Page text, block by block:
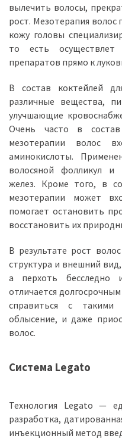
вылечить волосы,
рост. Мезотерапия волос
кожу головы
то есть осуществлет
препаратов прямо к
В состав коктейлей
различные вещества,
улучшающие
Очень часто в
мезотерапии волос
аминокислоты.
волосяной фолликул и
желез. Кроме того, в
мезотерапии может
помогает остановить
восстановить их
В результате рост
структура и внешний
а перхоть бесследно
отличается
справиться с
облысение, и даже
волос.
Система Legato
Технология Legato —
разработка,
инъекционный метод